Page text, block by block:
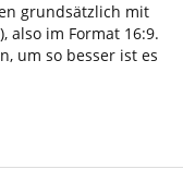
grundsätzlich mit
also im Format 16:9.
um so besser ist es